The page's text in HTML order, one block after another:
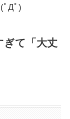
ﾟДﾟ)
ぎて「大丈